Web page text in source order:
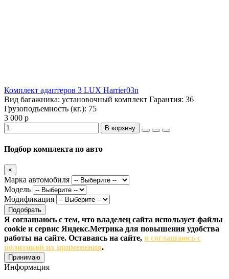
Комплект адаптеров 3 LUX Harrier03n
Вид багажника: установочный комплект Гарантия: 36
Грузоподъемность (кг.): 75
3 000 р
В корзину
Подбор комплекта по авто
×
Марка автомобиля
Модель
Модификация
Подобрать
Я соглашаюсь с тем, что владелец сайта использует файлы
cookie и сервис Яндекс.Метрика для повышения удобства
работы на сайте. Оставаясь на сайте, я соглашаюсь с
политикой их применения.
Принимаю
Информация